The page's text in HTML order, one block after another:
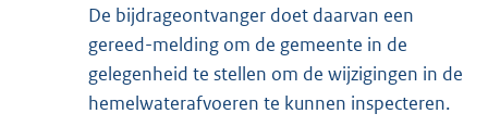
De bijdrageontvanger doet daarvan een
gereed-melding om de gemeente in de
gelegenheid te stellen om de wijzigingen in de
hemelwaterafvoeren te kunnen inspecteren.